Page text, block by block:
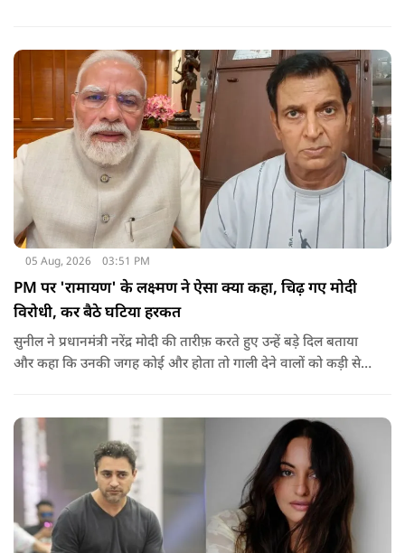
05 Aug, 2026 03:51 PM
PM पर 'रामायण' के लक्ष्मण ने ऐसा क्या कहा, चिढ़ गए मोदी
विरोधी, कर बैठे घटिया हरकत
सुनील ने प्रधानमंत्री नरेंद्र मोदी की तारीफ़ करते हुए उन्हें बड़े दिल बताया
और कहा कि उनकी जगह कोई और होता तो गाली देने वालों को कड़ी से